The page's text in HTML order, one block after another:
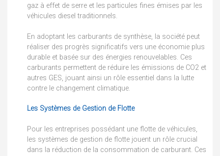
gaz à effet de serre et les particules fines émises par les
véhicules diesel traditionnels.
En adoptant les carburants de synthèse, la société peut
réaliser des progrès significatifs vers une économie plus
durable et basée sur des énergies renouvelables. Ces
carburants permettent de réduire les émissions de CO2 et
autres GES, jouant ainsi un rôle essentiel dans la lutte
contre le changement climatique.
Les Systèmes de Gestion de Flotte
Pour les entreprises possédant une flotte de véhicules,
les systèmes de gestion de flotte jouent un rôle crucial
dans la réduction de la consommation de carburant. Ces